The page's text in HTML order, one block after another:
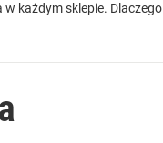
każdym sklepie. Dlaczego